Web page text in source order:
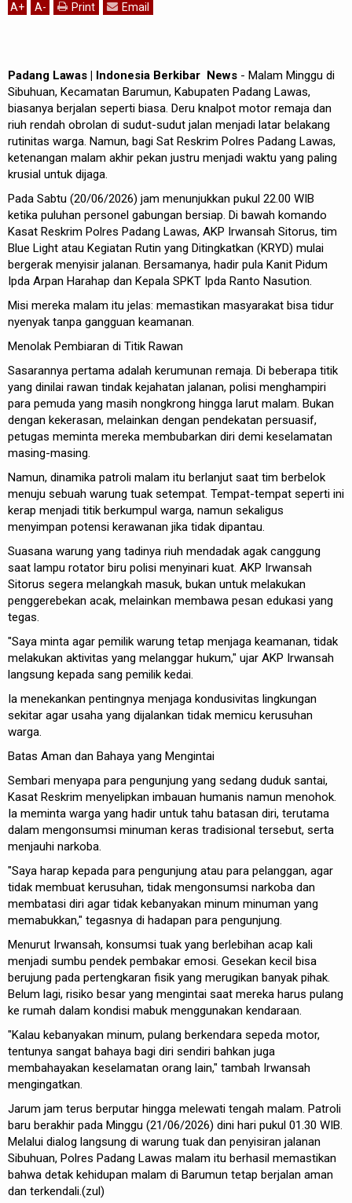
A+ A- Print Email
Padang Lawas | Indonesia Berkibar News - Malam Minggu di
Sibuhuan, Kecamatan Barumun, Kabupaten Padang Lawas,
biasanya berjalan seperti biasa. Deru knalpot motor remaja dan
riuh rendah obrolan di sudut-sudut jalan menjadi latar belakang
rutinitas warga. Namun, bagi Sat Reskrim Polres Padang Lawas,
ketenangan malam akhir pekan justru menjadi waktu yang paling
krusial untuk dijaga.
Pada Sabtu (20/06/2026) jam menunjukkan pukul 22.00 WIB
ketika puluhan personel gabungan bersiap. Di bawah komando
Kasat Reskrim Polres Padang Lawas, AKP Irwansah Sitorus, tim
Blue Light atau Kegiatan Rutin yang Ditingkatkan (KRYD) mulai
bergerak menyisir jalanan. Bersamanya, hadir pula Kanit Pidum
Ipda Arpan Harahap dan Kepala SPKT Ipda Ranto Nasution.
Misi mereka malam itu jelas: memastikan masyarakat bisa tidur
nyenyak tanpa gangguan keamanan.
Menolak Pembiaran di Titik Rawan
Sasarannya pertama adalah kerumunan remaja. Di beberapa titik
yang dinilai rawan tindak kejahatan jalanan, polisi menghampiri
para pemuda yang masih nongkrong hingga larut malam. Bukan
dengan kekerasan, melainkan dengan pendekatan persuasif,
petugas meminta mereka membubarkan diri demi keselamatan
masing-masing.
Namun, dinamika patroli malam itu berlanjut saat tim berbelok
menuju sebuah warung tuak setempat. Tempat-tempat seperti ini
kerap menjadi titik berkumpul warga, namun sekaligus
menyimpan potensi kerawanan jika tidak dipantau.
Suasana warung yang tadinya riuh mendadak agak canggung
saat lampu rotator biru polisi menyinari kuat. AKP Irwansah
Sitorus segera melangkah masuk, bukan untuk melakukan
penggerebekan acak, melainkan membawa pesan edukasi yang
tegas.
"Saya minta agar pemilik warung tetap menjaga keamanan, tidak
melakukan aktivitas yang melanggar hukum," ujar AKP Irwansah
langsung kepada sang pemilik kedai.
Ia menekankan pentingnya menjaga kondusivitas lingkungan
sekitar agar usaha yang dijalankan tidak memicu kerusuhan
warga.
Batas Aman dan Bahaya yang Mengintai
Sembari menyapa para pengunjung yang sedang duduk santai,
Kasat Reskrim menyelipkan imbauan humanis namun menohok.
Ia meminta warga yang hadir untuk tahu batasan diri, terutama
dalam mengonsumsi minuman keras tradisional tersebut, serta
menjauhi narkoba.
"Saya harap kepada para pengunjung atau para pelanggan, agar
tidak membuat kerusuhan, tidak mengonsumsi narkoba dan
membatasi diri agar tidak kebanyakan minum minuman yang
memabukkan," tegasnya di hadapan para pengunjung.
Menurut Irwansah, konsumsi tuak yang berlebihan acap kali
menjadi sumbu pendek pembakar emosi. Gesekan kecil bisa
berujung pada pertengkaran fisik yang merugikan banyak pihak.
Belum lagi, risiko besar yang mengintai saat mereka harus pulang
ke rumah dalam kondisi mabuk menggunakan kendaraan.
"Kalau kebanyakan minum, pulang berkendara sepeda motor,
tentunya sangat bahaya bagi diri sendiri bahkan juga
membahayakan keselamatan orang lain," tambah Irwansah
mengingatkan.
Jarum jam terus berputar hingga melewati tengah malam. Patroli
baru berakhir pada Minggu (21/06/2026) dini hari pukul 01.30 WIB.
Melalui dialog langsung di warung tuak dan penyisiran jalanan
Sibuhuan, Polres Padang Lawas malam itu berhasil memastikan
bahwa detak kehidupan malam di Barumun tetap berjalan aman
dan terkendali.(zul)